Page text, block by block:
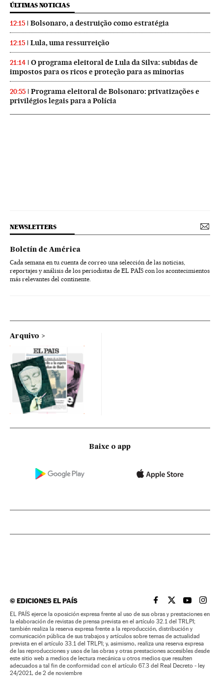
ÚLTIMAS NOTICIAS
12:15 Bolsonaro, a destruição como estratégia
12:15 Lula, uma ressurreição
21:14
O programa eleitoral de Lula da Silva: subidas de
impostos para os ricos e proteção para as minorias
20:55
Programa eleitoral de Bolsonaro: privatizações e
privilégios legais para a Polícia
NEWSLETTERS
Boletín de América
Cada semana en tu cuenta de correo una selección de las noticias,
reportajes y análisis de los periodistas de EL PAÍS con los acontecimientos
más relevantes del continente.
Arquivo
Baixe o app
©EDICIONES EL PAÍS EL PAÍS BRASIL EN
EL PAÍSEL PAÍS
EL
EL PAÍS ejerce la oposición expresa frente al uso de sus obras y prestaciones en
la elaboración de revistas de prensa prevista en el artículo 32.1 del TRLPI;
también realiza la reserva expresa frente a la reproducción, distribución y
comunicación pública de sus trabajos y artículos sobre temas de actualidad
prevista en el artículo 33.1 del TRLPI; y, asimismo, realiza una reserva expresa
de las reproducciones y usos de las obras y otras prestaciones accesibles desde
este sitio web a medios de lectura mecánica u otros medios que resulten
adecuados a tal fin de conformidad con el artículo 67.3 del Real Decreto - ley
24/2021, de 2 de noviembre